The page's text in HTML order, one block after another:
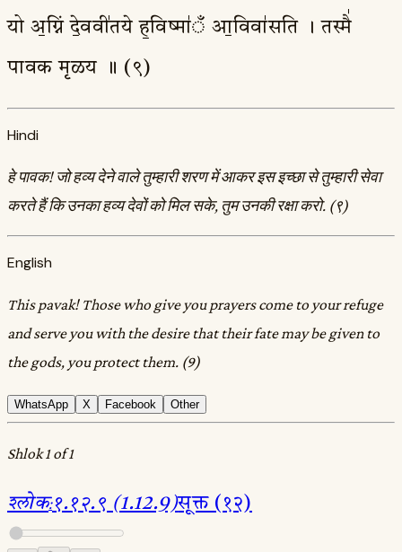
यो अ॒ग्निं दे॒ववी॑तये ह॒विष्मा॑ँ आ॒विवा॑सति । तस्मै॑
पावक मृळय ॥ (९)
Hindi
हे पावक! जो हव्य देने वाले तुम्हारी शरण में आकर इस इच्छा से तुम्हारी सेवा
करते हैं कि उनका हव्य देवों को मिल सके, तुम उनकी रक्षा करो. (९)
English
This pavak! Those who give you prayers come to your refuge
and serve you with the desire that their fate may be given to
the gods, you protect them. (9)
WhatsApp X Facebook Other
Shlok 1 of 1
श्लोक:१.१२.९ (1.12.9)सूक्त (१२)